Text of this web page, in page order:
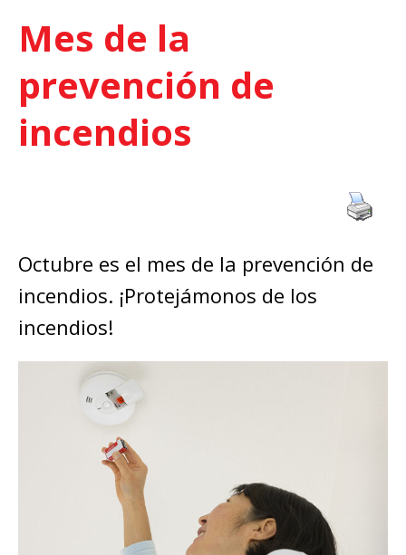
Mes de la
prevención de
incendios
Octubre es el mes de la prevención de
incendios. ¡Protejámonos de los
incendios!